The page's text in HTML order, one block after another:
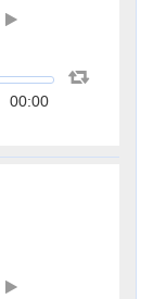
00:00